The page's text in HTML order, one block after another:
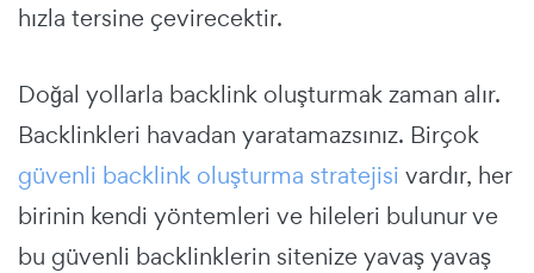
hızla tersine çevirecektir.
Doğal yollarla backlink oluşturmak zaman alır.
Backlinkleri havadan yaratamazsınız. Birçok
güvenli backlink oluşturma stratejisi vardır, her
birinin kendi yöntemleri ve hileleri bulunur ve
bu güvenli backlinklerin sitenize yavaş yavaş